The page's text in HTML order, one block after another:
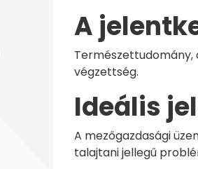
A
Természettudomány,
végzettség.
Ideális
A mezőgazdasági
talajtani jellegű